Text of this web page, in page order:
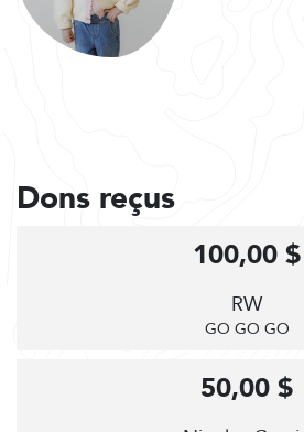
Dons reçus
RW
GO GO GO
100,00 $
50,00 $